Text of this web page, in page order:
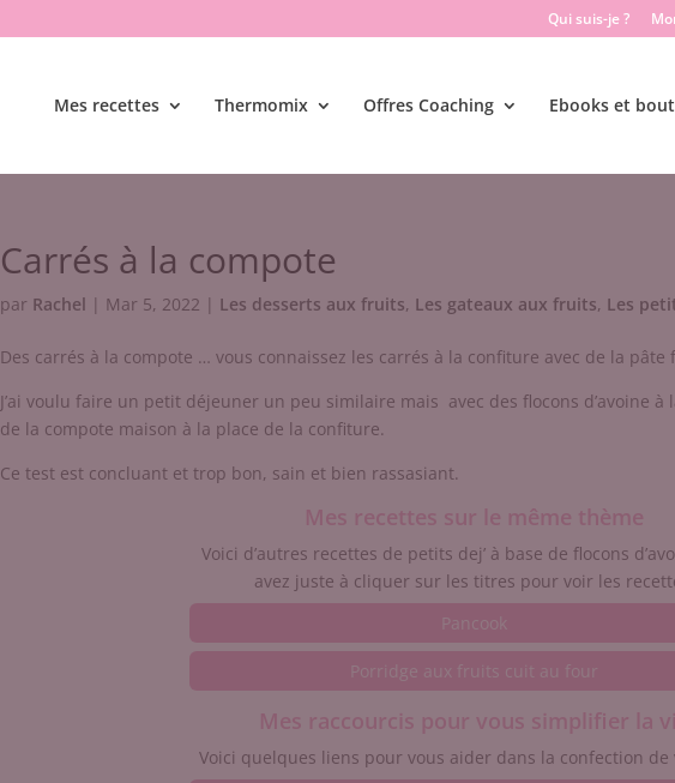
Qui suis-je ?
Mes recettes Thermomix Offres Coaching Ebooks et
Carrés à la compote
par Rachel | Mar 5, 2022 | Les desserts aux fruits, Les gateaux aux fruits, Les
Des carrés à la compote … vous connaissez les carrés à la confiture avec de la
J’ai voulu faire un petit déjeuner un peu similaire mais avec des flocons d’avoine
de la compote maison à la place de la confiture.
Ce test est concluant et trop bon, sain et bien rassasiant.
Mes recettes sur le même thème
Voici d’autres recettes de petits dej’ à base de flocons
avez juste à cliquer sur les titres pour voir les
Pancook
Porridge aux fruits cuit au four
Mes raccourcis pour vous simplifier la
Voici quelques liens pour vous aider dans la confection